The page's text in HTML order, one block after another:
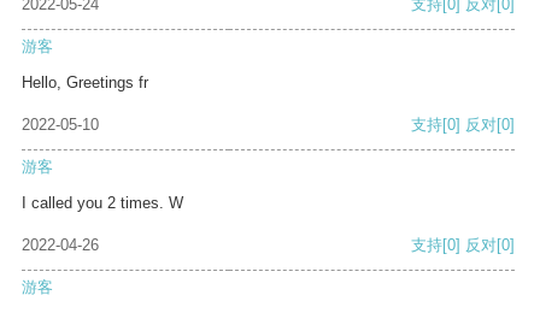
2022-05-24 支持[0] 反对[0]
游客
Hello, Greetings fr
2022-05-10 支持[0] 反对[0]
游客
I called you 2 times. W
2022-04-26 支持[0] 反对[0]
游客